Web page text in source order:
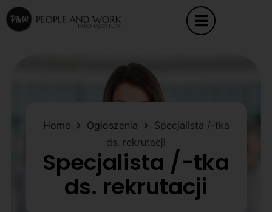
Home Ogłoszenia
Specjalista /-tka
ds. rekrutacji
Specjalista /-tka
ds. rekrutacji